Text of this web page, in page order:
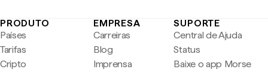
PRODUTO
Países
Tarifas
Cripto
EMPRESA
Carreiras
Blog
Imprensa
SUPORTE
Central de Ajuda
Status
Baixe o app Morse